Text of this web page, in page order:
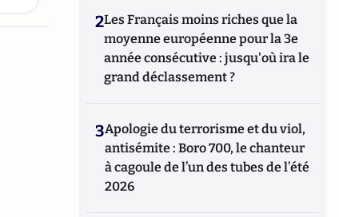
2Les Français moins riches que la
moyenne européenne pour la 3e
année consécutive : jusqu'où ira le
grand déclassement ?
3Apologie du terrorisme et du viol,
antisémite : Boro 700, le chanteur
à cagoule de l’un des tubes de l’été
2026